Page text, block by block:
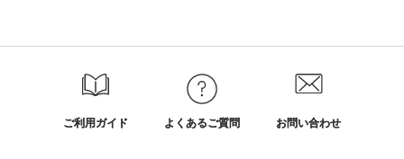
ご利用ガイド よくあるご質問 お問い合わせ